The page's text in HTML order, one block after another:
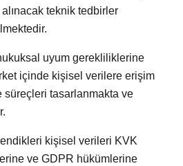
teknik tedbirler
uyum gerekliliklerine
içinde kişisel verilere erişim
süreçleri tasarlanmakta ve
kişisel verileri KVK
ve GDPR hükümlerine